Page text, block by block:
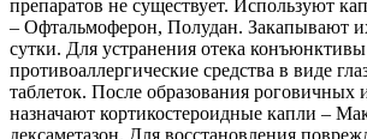
препаратов не существует. Используют
– Офтальмоферон, Полудан. Закапывают
сутки. Для устранения отека
противоаллергические средства в виде
таблеток. После образования роговичных
назначают кортикостероидные капли –